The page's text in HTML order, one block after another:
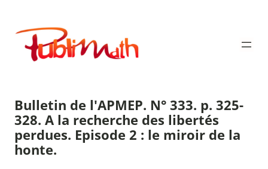
contenu
Publimath
Bulletin de l'APMEP. N° 333. p. 325-
328. A la recherche des libertés
perdues. Episode 2 : le miroir de la
honte.